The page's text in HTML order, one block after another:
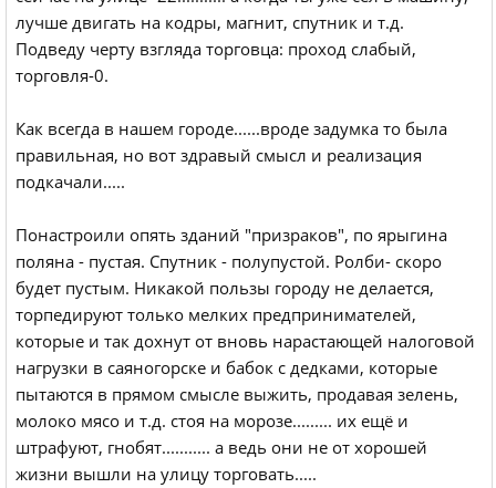
лучше двигать на кодры, магнит, спутник и т.д.
Подведу черту взгляда торговца: проход слабый,
торговля-0.
Как всегда в нашем городе......вроде задумка то была
правильная, но вот здравый смысл и реализация
подкачали.....
Понастроили опять зданий "призраков", по ярыгина
поляна - пустая. Спутник - полупустой. Ролби- скоро
будет пустым. Никакой пользы городу не делается,
торпедируют только мелких предпринимателей,
которые и так дохнут от вновь нарастающей налоговой
нагрузки в саяногорске и бабок с дедками, которые
пытаются в прямом смысле выжить, продавая зелень,
молоко мясо и т.д. стоя на морозе......... их ещё и
штрафуют, гнобят........... а ведь они не от хорошей
жизни вышли на улицу торговать.....